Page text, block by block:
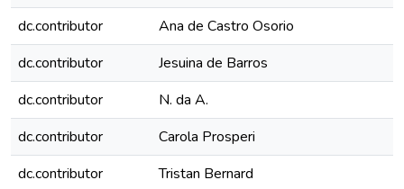
dc.contributor
Ana de Castro Osorio
dc.contributor
Jesuina de Barros
dc.contributor
N. da A.
dc.contributor
Carola Prosperi
dc.contributor
Tristan Bernard